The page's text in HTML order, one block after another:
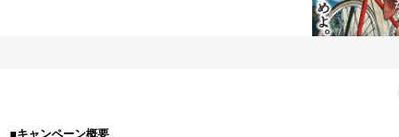
■キャンペーン概要